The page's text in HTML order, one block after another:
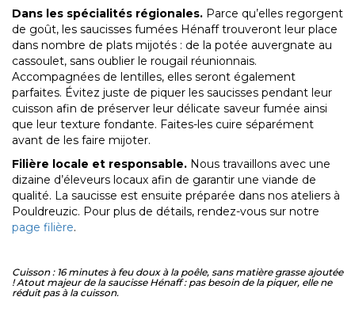
Dans les spécialités régionales. Parce qu’elles regorgent
de goût, les saucisses fumées Hénaff trouveront leur place
dans nombre de plats mijotés : de la potée auvergnate au
cassoulet, sans oublier le rougail réunionnais.
Accompagnées de lentilles, elles seront également
parfaites. Évitez juste de piquer les saucisses pendant leur
cuisson afin de préserver leur délicate saveur fumée ainsi
que leur texture fondante. Faites-les cuire séparément
avant de les faire mijoter.
Filière locale et responsable. Nous travaillons avec une
dizaine d’éleveurs locaux afin de garantir une viande de
qualité. La saucisse est ensuite préparée dans nos ateliers à
Pouldreuzic. Pour plus de détails, rendez-vous sur notre
page filière.
Cuisson : 16 minutes à feu doux à la poêle, sans matière grasse ajoutée
! Atout majeur de la saucisse Hénaff : pas besoin de la piquer, elle ne
réduit pas à la cuisson.